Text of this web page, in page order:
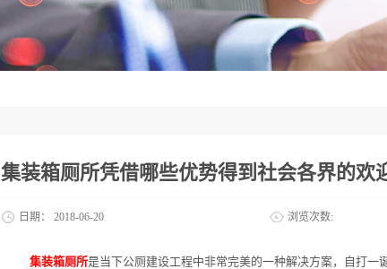
集装箱厕所凭借哪些优势得到社会各界的欢
日期： 2018-06-20 浏览次数:
集装箱厕所是当下公厕建设工程中非常完美的一种解决方案，自打